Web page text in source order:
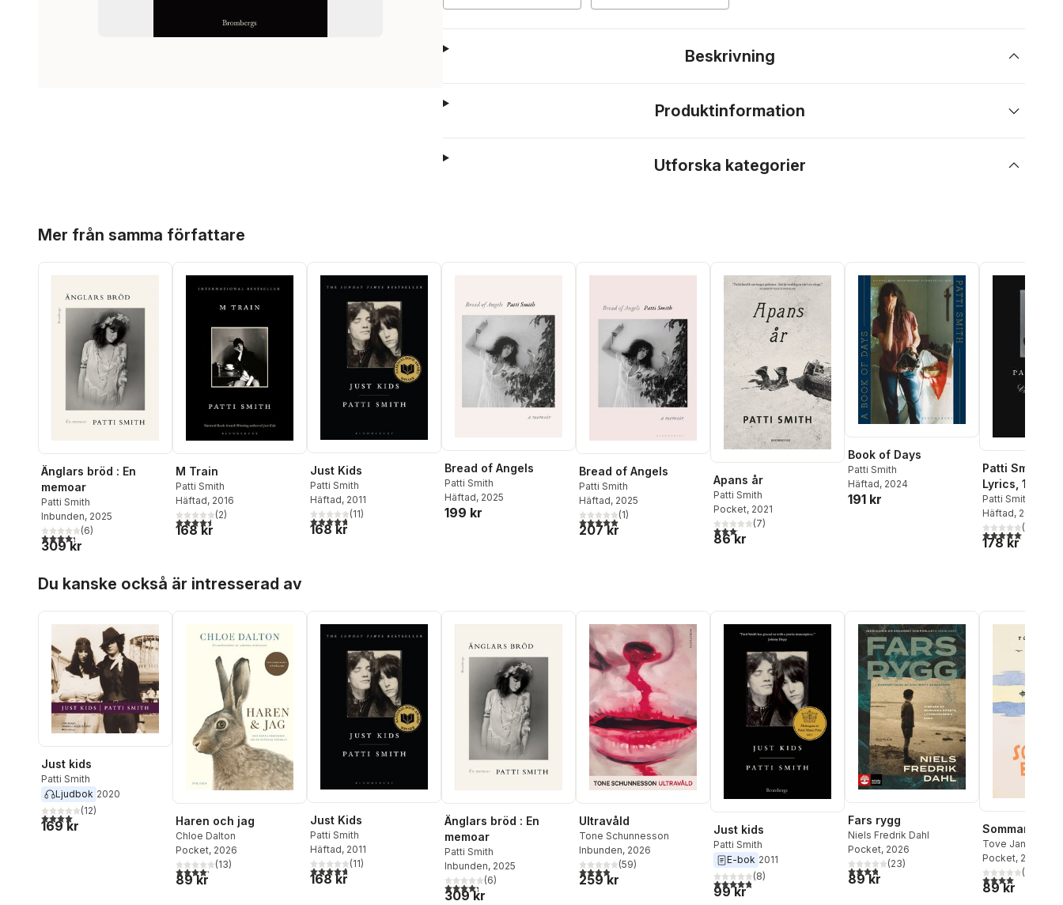
Beskrivning
Produktinformation
Utforska kategorier
Mer från samma författare
Änglars bröd : En
memoar
Patti Smith
Inbunden, 2025
4,3utav 5 stjärnor. Totalt antal röster:
(6)
309 kr
M Train
Patti Smith
Häftad, 2016
4,5utav 5 stjärnor. Totalt antal röster:
(2)
168 kr
Just Kids
Patti Smith
Häftad, 2011
4,7utav 5 stjärnor. Totalt antal röster:
(11)
168 kr
Bread of Angels
Patti Smith
Häftad, 2025
199 kr
Bread of Angels
Patti Smith
Häftad, 2025
5,0utav 5 stjärnor. Totalt antal röster:
(1)
207 kr
Apans år
Patti Smith
Pocket, 2021
3,1utav 5 stjärnor. Totalt antal röster:
(7)
86 kr
Book of Days
Patti Smith
Häftad, 2024
191 kr
Patti Smith
Lyrics, 1970-
Lyrics,
Notes for the
Patti Smith
Häftad, 2016
5,0utav 5(
178 kr
Du kanske också är intresserad av
Just kids
Patti Smith
Ljudbok 2020
4,0utav 5 stjärnor. Totalt antal röster:
(12)
169 kr Haren och jag
Chloe Dalton
Pocket, 2026
4,2utav 5 stjärnor. Totalt antal röster:
(13)
89 kr
Just Kids
Patti Smith
Häftad, 2011
4,7utav 5 stjärnor. Totalt antal röster:
(11)
168 kr
Änglars bröd : En
memoar
Patti Smith
Inbunden, 2025
4,3utav 5 stjärnor. Totalt antal röster:
(6)
309 kr
Ultravåld
Tone Schunnesson
Inbunden, 2026
3,9utav 5 stjärnor. Totalt antal röster:
(59)
259 kr
Just kids
Patti Smith
E-bok 2011
4,8utav 5 stjärnor. Totalt antal röster:
(8)
99 kr
Fars rygg
Niels Fredrik Dahl
Pocket, 2026
3,8utav 5 stjärnor. Totalt antal röster:
(23)
89 kr
Sommarboken
Tove Jansson
Pocket, 2025
4,0utav 5(
89 kr